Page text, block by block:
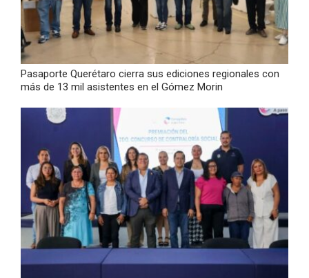
Pasaporte Querétaro cierra sus ediciones regionales con
más de 13 mil asistentes en el Gómez Morin